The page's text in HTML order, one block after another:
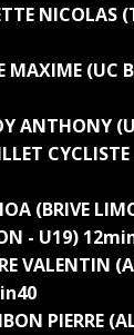
NICOLAS
MAXIME (UC
ANTHONY
(BRIVE
- U19)
VALENTIN
PIERRE